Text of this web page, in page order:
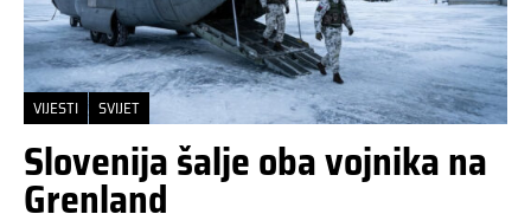
VIJESTI SVIJET
Slovenija šalje oba vojnika na
Grenland